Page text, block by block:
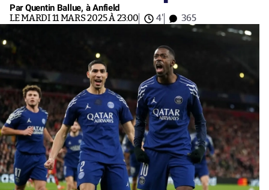
Par Quentin Ballue, à Anfield
LE MARDI 11 MARS 2025 À 23:00 4' 365